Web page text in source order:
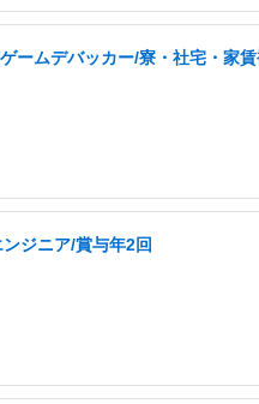
ームデバッカー/寮・社宅・家賃
ジニア/賞与年2回